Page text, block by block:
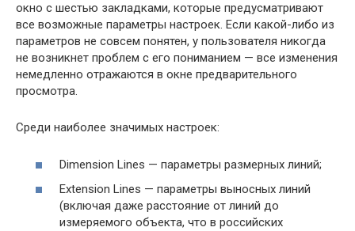
окно с шестью закладками, которые предусматривают
все возможные параметры настроек. Если какой-либо из
параметров не совсем понятен, у пользователя никогда
не возникнет проблем с его пониманием — все изменения
немедленно отражаются в окне предварительного
просмотра.
Среди наиболее значимых настроек:
Dimension Lines — параметры размерных линий;
Extension Lines — параметры выносных линий
(включая даже расстояние от линий до
измеряемого объекта, что в российских